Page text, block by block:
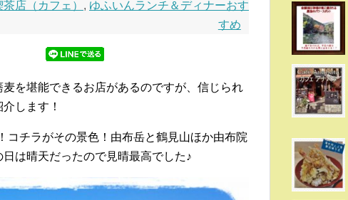
店（カフェ） , ゆふいんランチ＆ディナーおす
すめ
を堪能できるお店があるのですが、信じられ
します！
コチラがその景色！由布岳と鶴見山ほか由布院
は晴天だったので見晴最高でした♪